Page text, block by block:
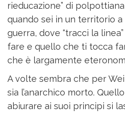
rieducazione” di
quando sei in un territorio
guerra, dove “tracci la
fare e quello che ti tocca
che è largamente
A volte sembra che per
sia l’anarchico morto.
abiurare ai suoi principi si